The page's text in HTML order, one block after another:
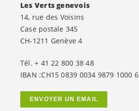
Les Verts genevois
14, rue des Voisins
Case postale 345
CH-1211 Genève 4
Tél. + 41 22 800 38 48
IBAN :CH15 0839 0034 9879 1000 6
ENVOYER UN EMAIL